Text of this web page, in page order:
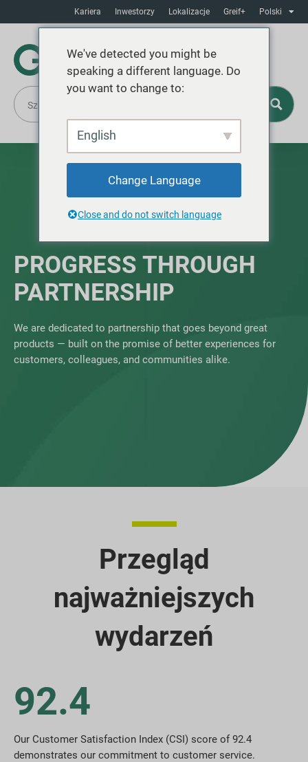
Kariera Inwestorzy Lokalizacje Greif+ Polski
PROGRESS THROUGH
PARTNERSHIP
We are dedicated to partnership that goes beyond great
products — built on the promise of better experiences for
customers, colleagues, and communities alike.
Przegląd
najważniejszych
wydarzeń
92.4
Our Customer Satisfaction Index (CSI) score of 92.4
demonstrates our commitment to customer service.
We've detected you might be
speaking a different language. Do
you want to change to:
English
Change Language
Close and do not switch language